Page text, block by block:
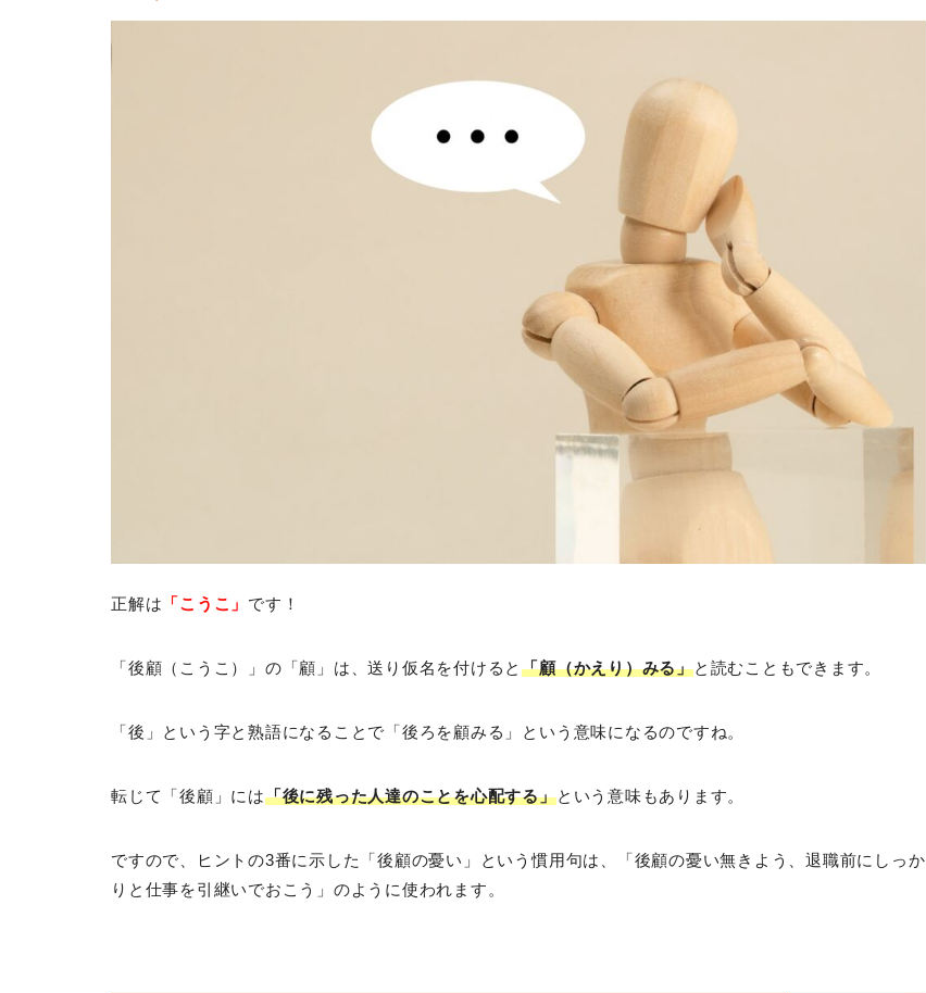
正解は 「こうこ」 です！
「後顧（こうこ）」の「顧」は、送り仮名を付けると「顧（かえり）みる」と読むこともできます。
「後」という字と熟語になることで「後ろを顧みる」という意味になるのですね。
転じて「後顧」には「後に残った人達のことを心配する」という意味もあります。
ですので、ヒントの3番に示した「後顧の憂い」という慣用句は、「後顧の憂い無きよう、退職前にしっか
りと仕事を引継いでおこう」のように使われます。